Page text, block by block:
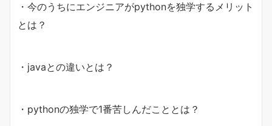
・今のうちにエンジニアがpythonを独学するメリット
とは？
・javaとの違いとは？
・pythonの独学で1番苦しんだこととは？